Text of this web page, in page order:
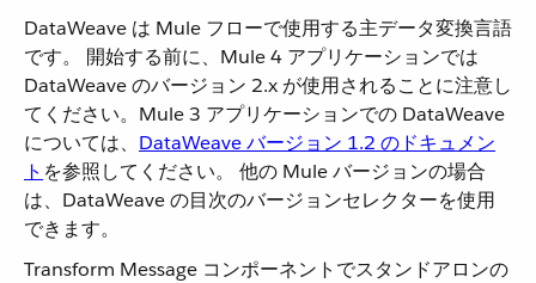
DataWeave は Mule フローで使用する主データ変換言語
です。 開始する前に、Mule 4 アプリケーションでは
DataWeave のバージョン 2.x が使用されることに注意し
てください。Mule 3 アプリケーションでの DataWeave
については、​ DataWeave バージョン 1.2 のドキュメン
ト ​を参照してください。 他の Mule バージョンの場合
は、DataWeave の目次のバージョンセレクターを使用
できます。
Transform Message コンポーネントでスタンドアロンの